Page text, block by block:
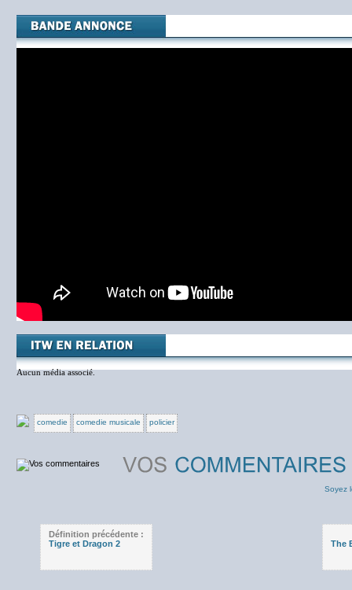
Aucun média associé.
comedie comedie musicale policier
Soyez
Définition précédente :
Tigre et Dragon 2
The